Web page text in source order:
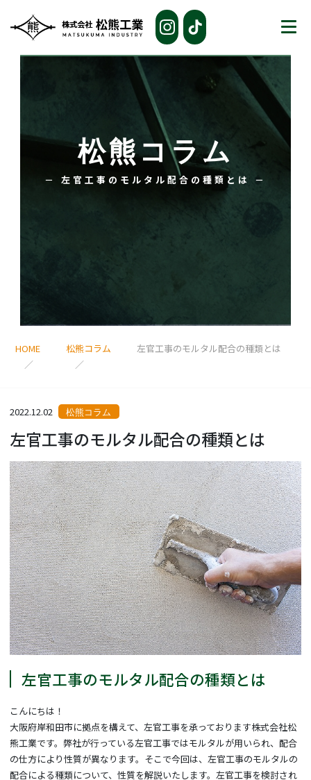
松熊コラム
－ 左官工事のモルタル配合の種類とは －
HOME 松熊コラム 左官工事のモルタル配合の種類とは
2022.12.02 松熊コラム
左官工事のモルタル配合の種類とは
左官工事のモルタル配合の種類とは
こんにちは！
大阪府岸和田市に拠点を構えて、左官工事を承っております株式会社松
熊工業です。弊社が行っている左官工事ではモルタルが用いられ、配合
の仕方により性質が異なります。そこで今回は、左官工事のモルタルの
配合による種類について、性質を解説いたします。左官工事を検討され